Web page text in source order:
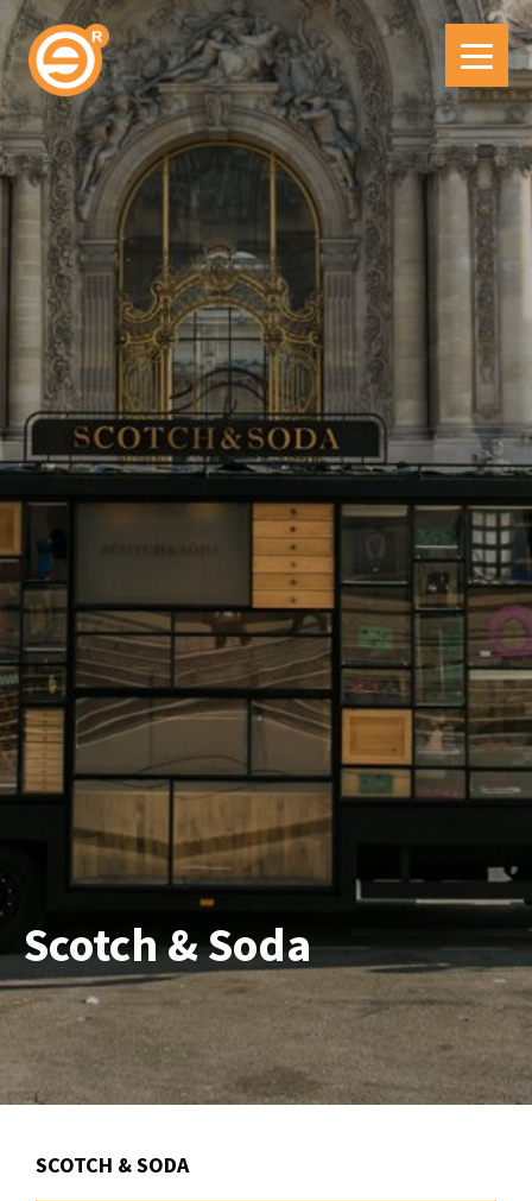
Scotch & Soda
SCOTCH & SODA